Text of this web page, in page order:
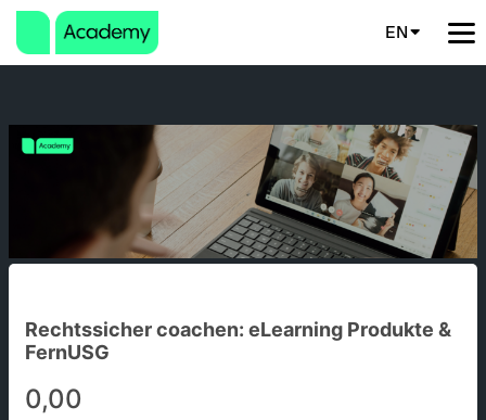
EN
Rechtssicher coachen: eLearning Produkte &
FernUSG
0,00